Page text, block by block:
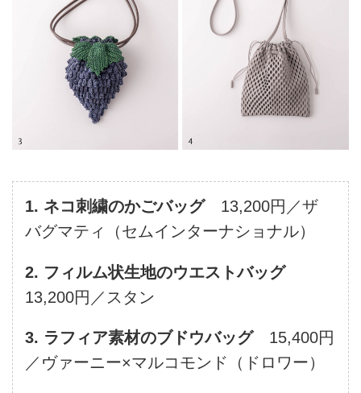
1. ネコ刺繍のかごバッグ13,200円／ザ
バグマティ（セムインターナショナル）
2. フィルム状生地のウエストバッグ
13,200円／スタン
3. ラフィア素材のブドウバッグ15,400円
／ヴァーニー×マルコモンド（ドロワー）